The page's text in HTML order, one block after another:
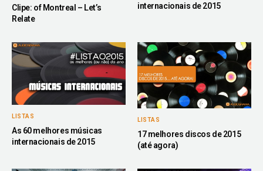
Clipe: of Montreal – Let’s
Relate
internacionais de 2015
LISTAS
As 60 melhores músicas
internacionais de 2015
LISTAS
17 melhores discos de 2015
(até agora)